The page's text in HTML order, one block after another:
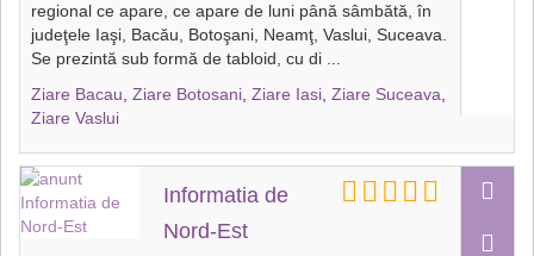
regional ce apare, ce apare de luni până sâmbătă, în
judeţele Iaşi, Bacău, Botoşani, Neamţ, Vaslui, Suceava.
Se prezintă sub formă de tabloid, cu di
Ziare Bacau Ziare Botosani Ziare Iasi Ziare Suceava
Ziare Vaslui
Informatia de
Nord-Est